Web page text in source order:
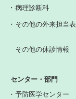
病理診断科
その他の外来担当表
その他の休診情報
センター・部門
予防医学センター